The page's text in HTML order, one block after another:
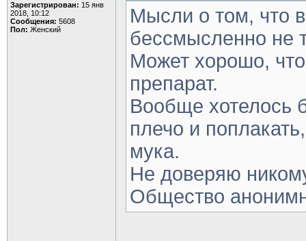
Зарегистрирован: 15 янв
2018, 10:12
Сообщения: 5608
Пол: Женский
Мысли о том, что
бессмысленно не
Может хорошо,
препарат.
Вообще хотелось
плечо и
мука.
Не доверяю
Общество